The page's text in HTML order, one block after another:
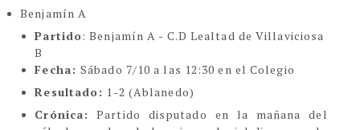
Benjamín A
Partido: Benjamín A - C.D Lealtad de Villaviciosa
B
Fecha:Sábado 7/10 a las 12:30 en el Colegio
Resultado: 1-2 (Ablanedo)
Crónica:
Partido disputado en la mañana del